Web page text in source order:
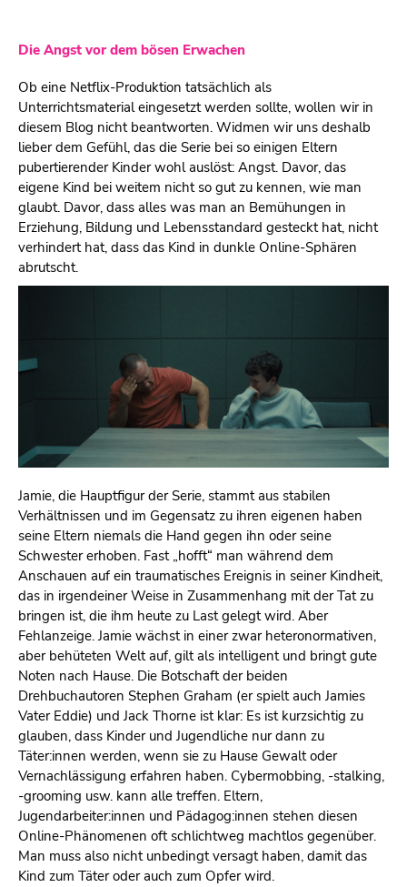
Die Angst vor dem bösen Erwachen
Ob eine Netflix-Produktion tatsächlich als
Unterrichtsmaterial eingesetzt werden sollte, wollen wir in
diesem Blog nicht beantworten. Widmen wir uns deshalb
lieber dem Gefühl, das die Serie bei so einigen Eltern
pubertierender Kinder wohl auslöst: Angst. Davor, das
eigene Kind bei weitem nicht so gut zu kennen, wie man
glaubt. Davor, dass alles was man an Bemühungen in
Erziehung, Bildung und Lebensstandard gesteckt hat, nicht
verhindert hat, dass das Kind in dunkle Online-Sphären
abrutscht.
Jamie, die Hauptfigur der Serie, stammt aus stabilen
Verhältnissen und im Gegensatz zu ihren eigenen haben
seine Eltern niemals die Hand gegen ihn oder seine
Schwester erhoben. Fast „hofft“ man während dem
Anschauen auf ein traumatisches Ereignis in seiner Kindheit,
das in irgendeiner Weise in Zusammenhang mit der Tat zu
bringen ist, die ihm heute zu Last gelegt wird. Aber
Fehlanzeige. Jamie wächst in einer zwar heteronormativen,
aber behüteten Welt auf, gilt als intelligent und bringt gute
Noten nach Hause. Die Botschaft der beiden
Drehbuchautoren Stephen Graham (er spielt auch Jamies
Vater Eddie) und Jack Thorne ist klar: Es ist kurzsichtig zu
glauben, dass Kinder und Jugendliche nur dann zu
Täter:innen werden, wenn sie zu Hause Gewalt oder
Vernachlässigung erfahren haben. Cybermobbing, -stalking,
-grooming usw. kann alle treffen. Eltern,
Jugendarbeiter:innen und Pädagog:innen stehen diesen
Online-Phänomenen oft schlichtweg machtlos gegenüber.
Man muss also nicht unbedingt versagt haben, damit das
Kind zum Täter oder auch zum Opfer wird.